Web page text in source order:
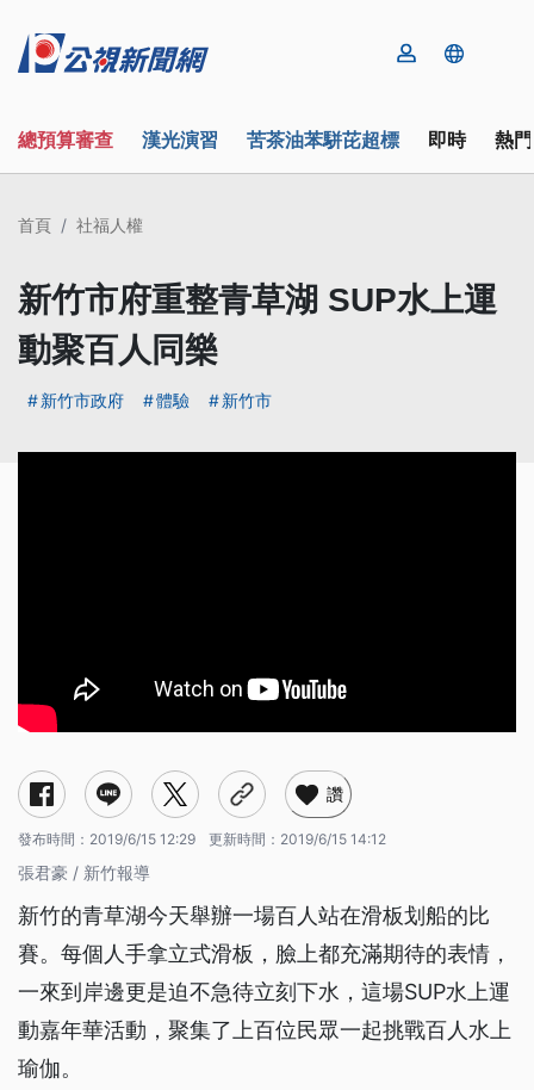
總預算審查 漢光演習 苦茶油苯駢芘超標 即時 熱
首頁 社福人權
新竹市府重整青草湖 SUP水上運
動聚百人同樂
新竹市政府 體驗 新竹市
讚
發布時間： 2019/6/15 12:29 更新時間： 2019/6/15 14:12
張君豪 / 新竹報導
新竹的青草湖今天舉辦一場百人站在滑板划船的比
賽。每個人手拿立式滑板，臉上都充滿期待的表情，
一來到岸邊更是迫不急待立刻下水，這場SUP水上運
動嘉年華活動，聚集了上百位民眾一起挑戰百人水上
瑜伽。